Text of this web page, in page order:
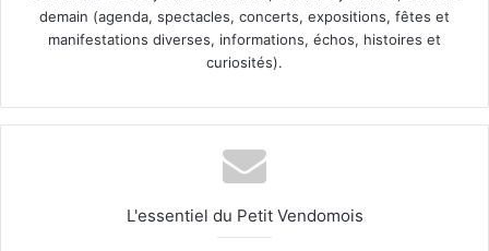
demain (agenda, spectacles, concerts, expositions, fêtes et
manifestations diverses, informations, échos, histoires et
curiosités).
L'essentiel du Petit Vendomois